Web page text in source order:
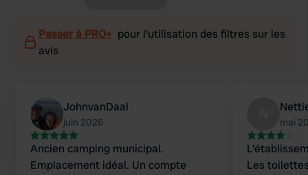
Passer à PRO+ pour l'utilisation des filtres sur les
avis
JohnvanDaal
juin 2026
Ancien camping municipal.
Emplacement idéal. Un compte
mai
Les